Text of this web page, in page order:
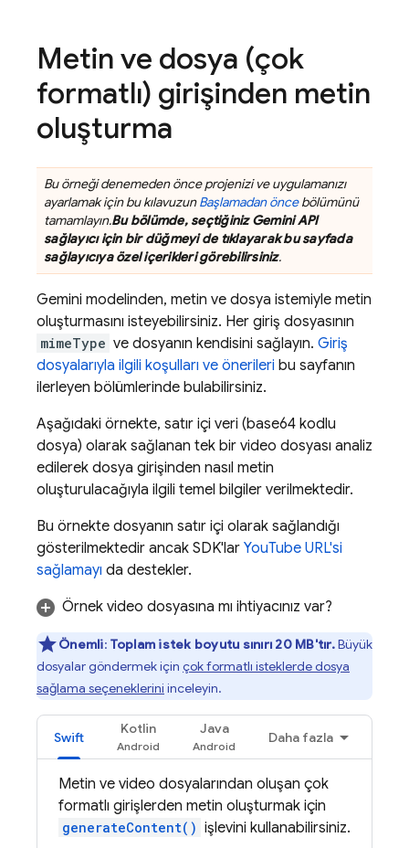
Metin ve dosya (çok
formatlı) girişinden metin
oluşturma
Bu örneği denemeden önce projenizi ve uygulamanızı
ayarlamak için bu kılavuzunBaşlamadan öncebölümünü
tamamlayın.Bu bölümde, seçtiğinizGemini API
sağlayıcı için bir düğmeyi de tıklayarak bu sayfada
sağlayıcıya özel içerikleri görebilirsiniz.
Gemini modelinden, metin ve dosya istemiyle metin
oluşturmasını isteyebilirsiniz. Her giriş dosyasının
mimeType ve dosyanın kendisini sağlayın. Giriş
dosyalarıyla ilgili koşulları ve önerileri bu sayfanın
ilerleyen bölümlerinde bulabilirsiniz.
Aşağıdaki örnekte, satır içi veri (base64 kodlu
dosya) olarak sağlanan tek bir video dosyası analiz
edilerek dosya girişinden nasıl metin
oluşturulacağıyla ilgili temel bilgiler verilmektedir.
Bu örnekte dosyanın satır içi olarak sağlandığı
gösterilmektedir ancak SDK'lar YouTube URL'si
sağlamayı da destekler.
Örnek video dosyasına mı ihtiyacınız var?
Önemli: Toplam istek boyutu sınırı 20 MB'tır.Büyük
dosyalar göndermek için çok formatlı isteklerde dosya
sağlama seçeneklerini inceleyin.
Swift
Kotlin Java
Daha fazla
Metin ve video dosyalarından oluşan çok
formatlı girişlerden metin oluşturmak için
generateContent() işlevini kullanabilirsiniz.